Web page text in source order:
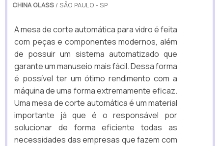
CHINA GLASS / SÃO PAULO - SP
A mesa de corte automática para vidro é feita
com peças e componentes modernos, além
de possuir um sistema automatizado que
garante um manuseio mais fácil. Dessa forma
é possível ter um ótimo rendimento com a
máquina de uma forma extremamente eficaz.
Uma mesa de corte automática é um material
importante já que é o responsável por
solucionar de forma eficiente todas as
necessidades das empresas que fazem com